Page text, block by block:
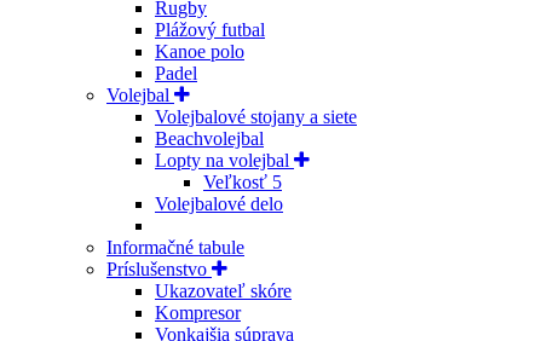
Rugby
Plážový futbal
Kanoe polo
Padel
Volejbal
Volejbalové stojany a siete
Beachvolejbal
Lopty na volejbal
Veľkosť 5
Volejbalové delo
Informačné tabule
Príslušenstvo
Ukazovateľ skóre
Kompresor
Vonkajšia súprava